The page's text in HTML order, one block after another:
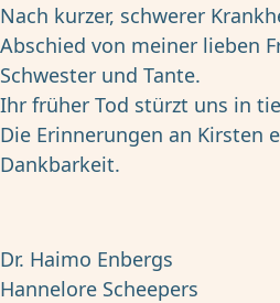
Nach kurzer, schwerer
Abschied von meiner lieben
Schwester und Tante.
Ihr früher Tod stürzt uns in
Die Erinnerungen an Kirsten
Dankbarkeit.
Dr. Haimo Enbergs
Hannelore Scheepers